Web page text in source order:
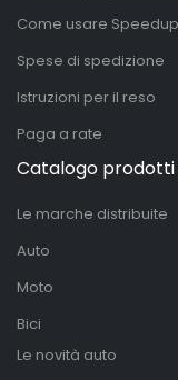
Come usare
Spese di spedizione
Istruzioni per il reso
Paga a rate
Catalogo prodotti
Le marche distribuite
Auto
Moto
Bici
Le novità auto